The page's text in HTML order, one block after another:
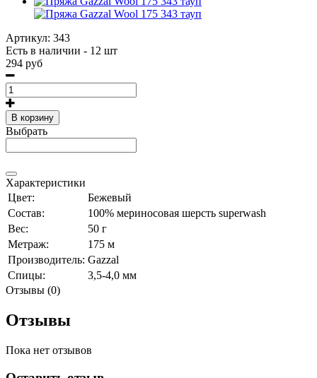
Артикул: 343
Есть в наличии - 12 шт
294 руб
В корзину
Выбрать
Характеристики
Цвет:
Бежевый
Состав:
100% мериносовая шерсть superwash
Вес:
50 г
Метраж:
175 м
Производитель: Gazzal
Спицы:
3,5-4,0 мм
Отзывы (0)
Отзывы
Пока нет отзывов